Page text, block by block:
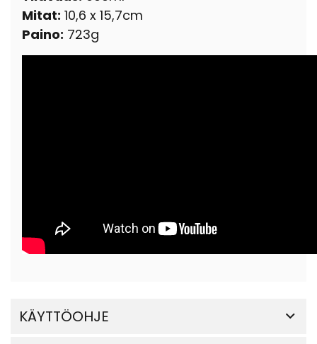
Mitat: 10,6 x 15,7cm
Paino: 723g
KÄYTTÖOHJE